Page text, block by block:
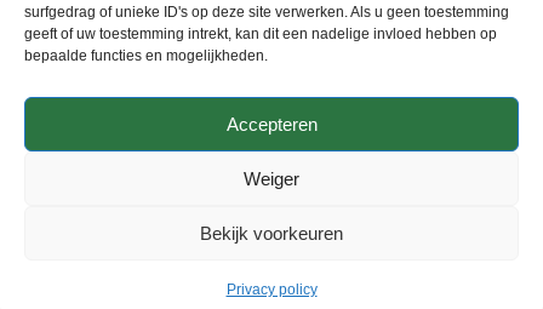
surfgedrag of unieke ID's op deze site verwerken. Als u geen toestemming
geeft of uw toestemming intrekt, kan dit een nadelige invloed hebben op
bepaalde functies en mogelijkheden.
Accepteren
Weiger
Bekijk voorkeuren
Privacy policy
PRIVACY POLICY
CONTACT